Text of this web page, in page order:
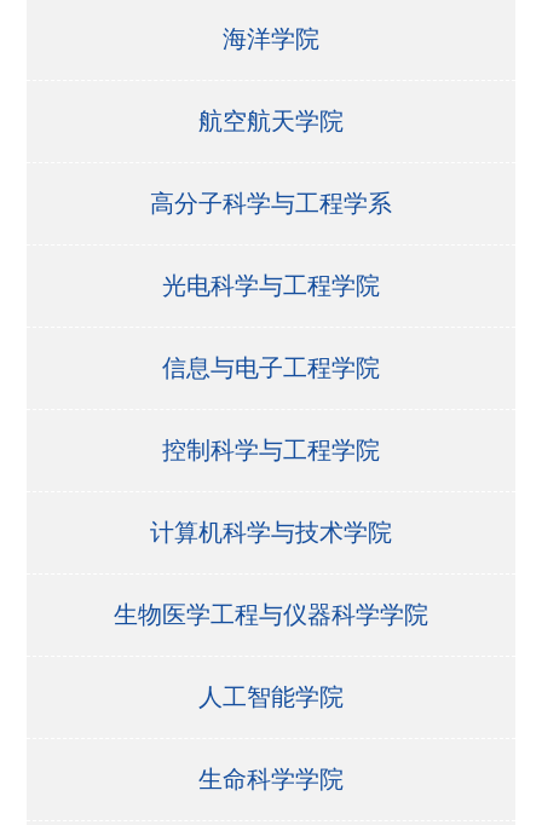
海洋学院
航空航天学院
高分子科学与工程学系
光电科学与工程学院
信息与电子工程学院
控制科学与工程学院
计算机科学与技术学院
生物医学工程与仪器科学学院
人工智能学院
生命科学学院